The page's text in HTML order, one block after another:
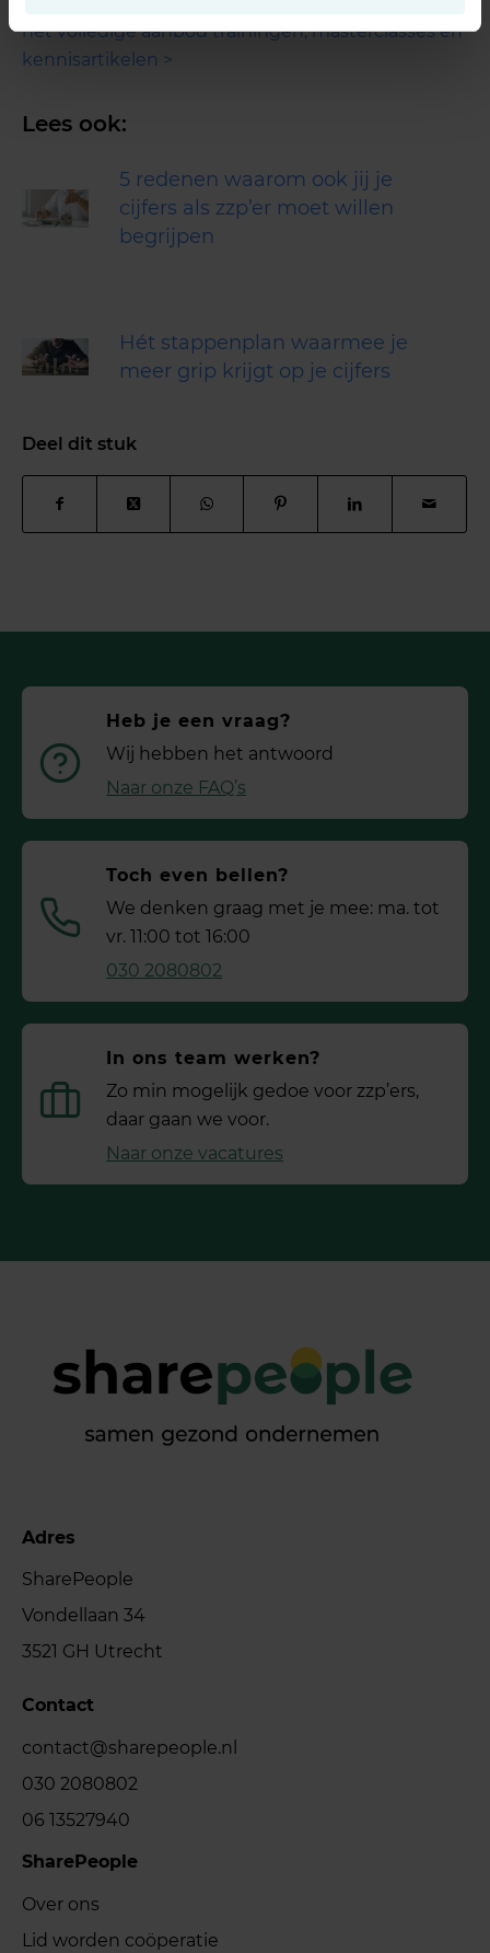
het volledige aanbod trainingen, masterclasses en
kennisartikelen >
Lees ook:
5 redenen waarom ook jij je
cijfers als zzp’er moet willen
begrijpen
Hét stappenplan waarmee je
meer grip krijgt op je cijfers
Deel dit stuk
Heb je een vraag?
Wij hebben het antwoord
Naar onze FAQ’s
Toch even bellen?
We denken graag met je mee: ma. tot
vr. 11:00 tot 16:00
030 2080802
In ons team werken?
Zo min mogelijk gedoe voor ­zzp’ers,
daar gaan we voor.
Naar onze vacatures
Adres
SharePeople
Vondellaan 34
3521 GH Utrecht
Contact
contact@sharepeople.nl
030 2080802
06 13527940
SharePeople
Over ons
Lid worden coöperatie